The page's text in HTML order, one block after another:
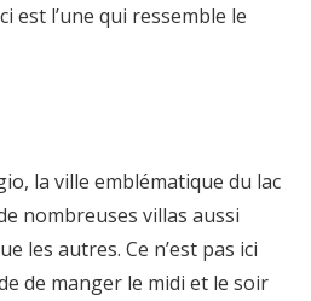
est l’une qui ressemble le
la ville emblématique du lac
nombreuses villas aussi
les autres. Ce n’est pas ici
de manger le midi et le soir